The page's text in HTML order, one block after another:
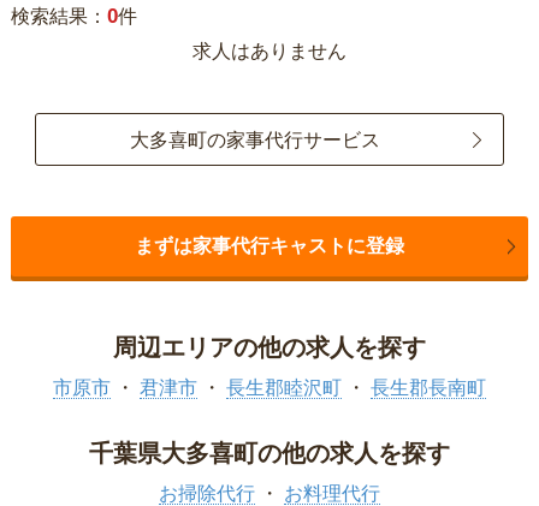
検索結果： 0件
求人はありません
大多喜町の家事代行サービス
まずは家事代行キャストに登録
周辺エリアの他の求人を探す
市原市 君津市 長生郡睦沢町 長生郡長南町
千葉県大多喜町の他の求人を探す
お掃除代行
お料理代行